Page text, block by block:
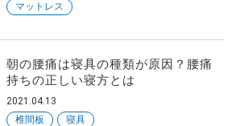
対策・対処方法
から探す
マットレス
朝の腰痛は寝具の種類が原因？腰痛
持ちの正しい寝方とは
2021.04.13
椎間板
寝具